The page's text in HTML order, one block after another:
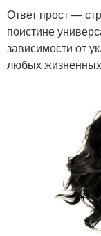
Ответ прост —
поистине
зависимости от
любых жизненных